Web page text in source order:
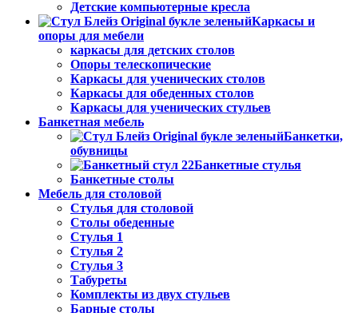
Детские компьютерные кресла
Каркасы и
опоры для мебели
каркасы для детских столов
Опоры телескопические
Каркасы для ученических столов
Каркасы для обеденных столов
Каркасы для ученических стульев
Банкетная мебель
Банкетки,
обувницы
Банкетные стулья
Банкетные столы
Мебель для столовой
Стулья для столовой
Столы обеденные
Стулья 1
Стулья 2
Стулья 3
Табуреты
Комплекты из двух стульев
Барные столы